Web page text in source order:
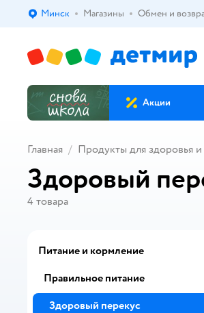
Выбор адреса доставки.
Минск Магазины Обмен и
Акции
Главная Продукты для здоровья
Здоровый
4 товара
Питание и кормление
Правильное питание
Здоровый перекус